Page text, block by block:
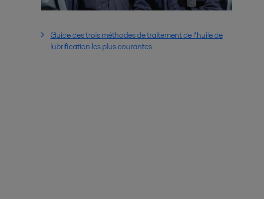
Guide des trois méthodes de traitement de l’huile de
lubrification les plus courantes